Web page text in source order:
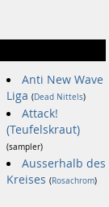
Anti New Wave
Liga (Dead Nittels)
Attack!
(Teufelskraut)
(sampler)
Ausserhalb des
Kreises (Rosachrom)